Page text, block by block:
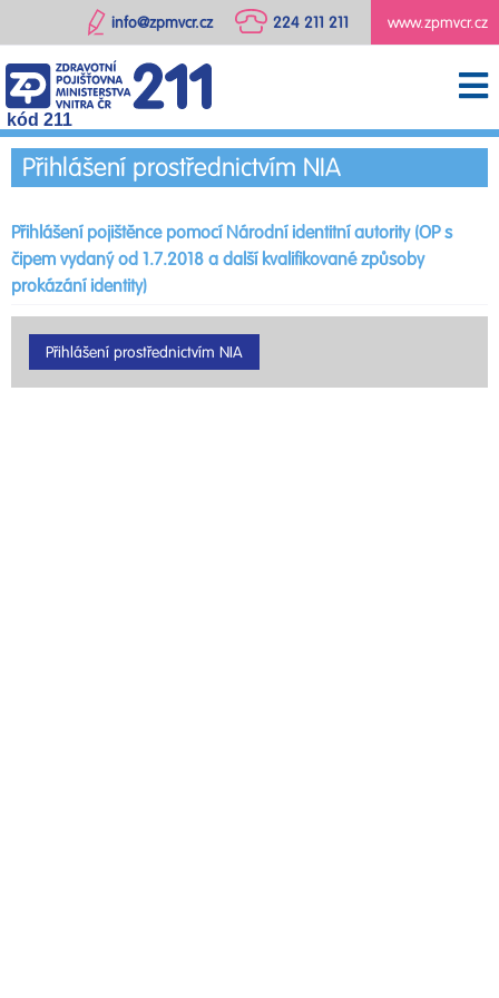
www.zpmvcr.cz
224 211 211
info@zpmvcr.cz
kód 211
Přihlášení prostřednictvím NIA
Přihlášení pojištěnce pomocí Národní identitní autority (OP s
čipem vydaný od 1.7.2018 a další kvalifikované způsoby
prokázání identity)